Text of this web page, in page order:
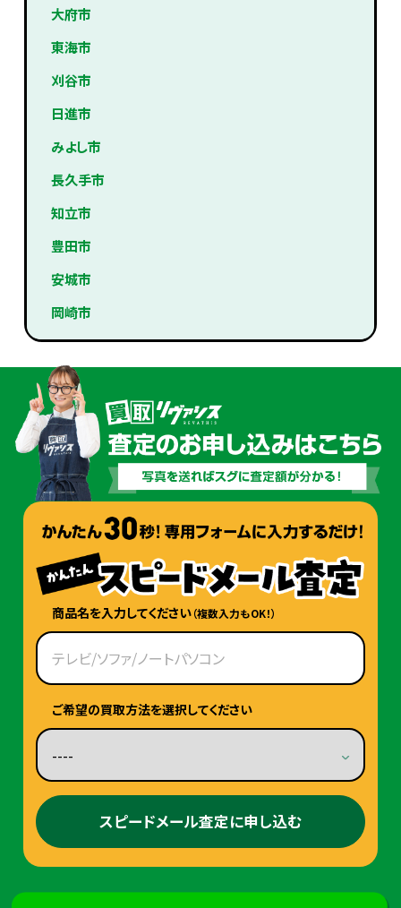
大府市
東海市
刈谷市
日進市
みよし市
長久手市
知立市
豊田市
安城市
岡崎市
商品名を入力してください（複数入力もOK！）
ご希望の買取方法を選択してください